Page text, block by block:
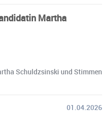
Martha
Schuldzsinski und Stimmen
01.04.2026